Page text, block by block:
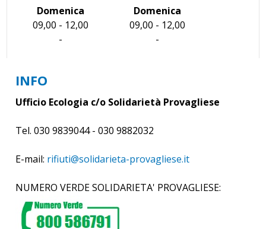
Domenica
09,00 - 12,00
-
Domenica
09,00 - 12,00
-
INFO
Ufficio Ecologia c/o Solidarietà Provagliese
Tel. 030 9839044 - 030 9882032
E-mail: rifiuti@solidarieta-provagliese.it
NUMERO VERDE SOLIDARIETA' PROVAGLIESE: